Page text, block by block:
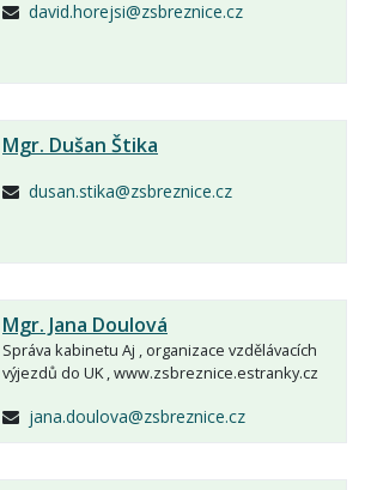
david.horejsi@zsbreznice.cz
Mgr. Dušan Štika
dusan.stika@zsbreznice.cz
Mgr. Jana Doulová
Správa kabinetu Aj , organizace vzdělávacích
výjezdů do UK , www.zsbreznice.estranky.cz
jana.doulova@zsbreznice.cz